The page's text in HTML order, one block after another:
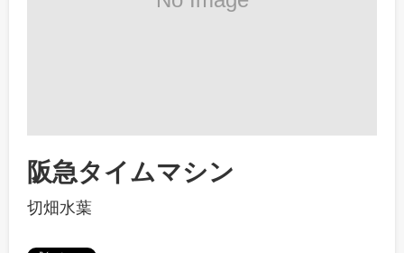
阪急タイムマシン
切畑水葉